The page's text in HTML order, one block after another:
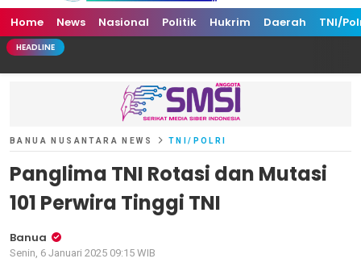
Banua Nusantara News
Home News Nasional Politik Hukrim Daerah TNI/
HEADLINE
BANUA NUSANTARA NEWS TNI/POLRI
Panglima TNI Rotasi dan Mutasi
101 Perwira Tinggi TNI
Banua
Senin, 6 Januari 2025 09:15 WIB